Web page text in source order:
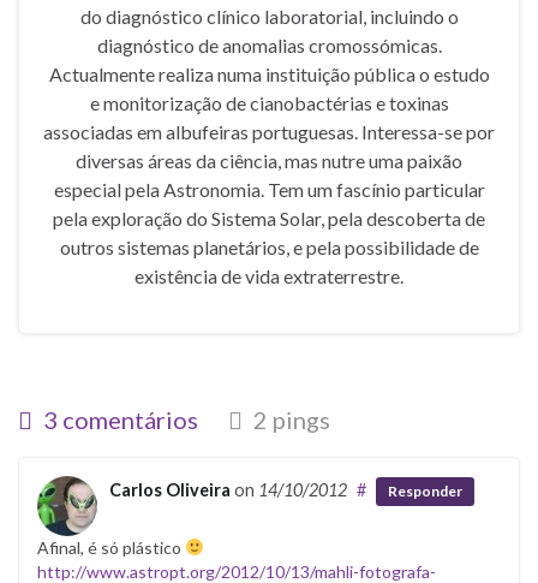
do diagnóstico clínico laboratorial, incluindo o
diagnóstico de anomalias cromossómicas.
Actualmente realiza numa instituição pública o estudo
e monitorização de cianobactérias e toxinas
associadas em albufeiras portuguesas. Interessa-se por
diversas áreas da ciência, mas nutre uma paixão
especial pela Astronomia. Tem um fascínio particular
pela exploração do Sistema Solar, pela descoberta de
outros sistemas planetários, e pela possibilidade de
existência de vida extraterrestre.
3 comentários 2 pings
Carlos Oliveira on 14/10/2012 # Responder
Afinal, é só plástico
http://www.astropt.org/2012/10/13/mahli-fotografa-